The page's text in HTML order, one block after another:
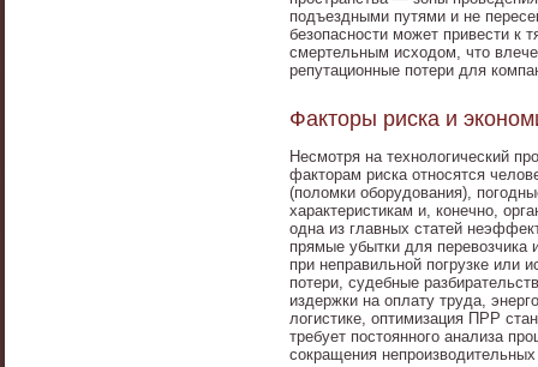
подъездными путями и не
безопасности может привести к
смертельным исходом, что
репутационные потери для
Факторы риска и
Несмотря на технологический
факторам риска относятся
(поломки оборудования),
характеристикам и, конечно,
одна из главных статей
прямые убытки для перевозчика
при неправильной погрузке или
потери, судебные
издержки на оплату труда,
логистике, оптимизация ПРР
требует постоянного анализа
сокращения непроизводительных